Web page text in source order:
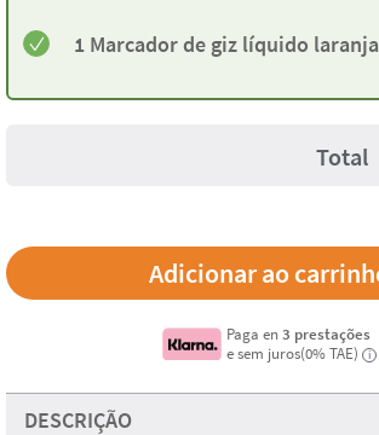
1 Marcador de giz líquido laranja
Total
Paga en3 prestações
e sem juros(0% TAE)
i
DESCRIÇÃO